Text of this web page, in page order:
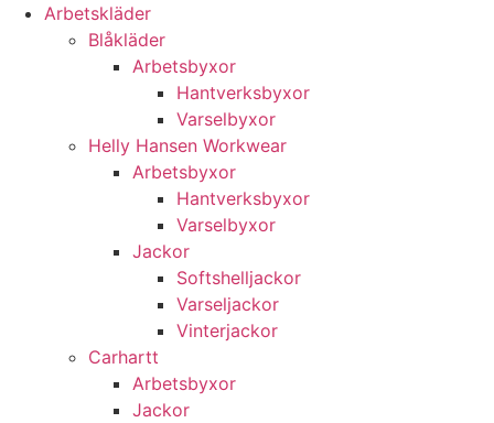
Arbetskläder
Blåkläder
Arbetsbyxor
Hantverksbyxor
Varselbyxor
Helly Hansen Workwear
Arbetsbyxor
Hantverksbyxor
Varselbyxor
Jackor
Softshelljackor
Varseljackor
Vinterjackor
Carhartt
Arbetsbyxor
Jackor